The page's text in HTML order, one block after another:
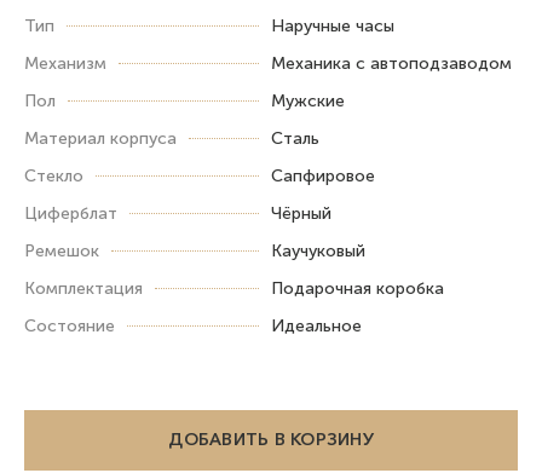
Тип
Наручные часы
Механизм
Механика с автоподзаводом
Пол
Мужские
Материал корпуса
Сталь
Стекло
Сапфировое
Циферблат
Чёрный
Ремешок
Каучуковый
Комплектация
Подарочная коробка
Состояние
Идеальное
ДОБАВИТЬ В КОРЗИНУ